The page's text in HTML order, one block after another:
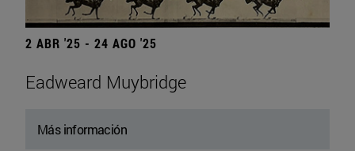
2 ABR '25 - 24 AGO '25
Eadweard Muybridge
Más información